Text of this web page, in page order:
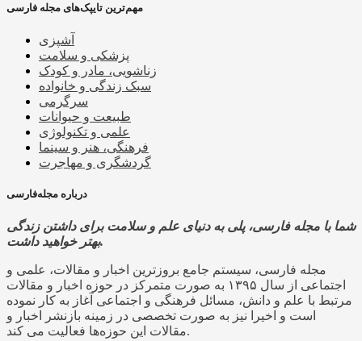
مهم‌ترین تایپک‌های مجله فارسی
آشپزی
پزشکی و سلامت
زناشویی، مادر و کودک
سبک زندگی و خانواده
سرگرمی
طبیعت و حیوانات
علمی و تکنولوژی
فرهنگی، هنر و سینما
گردشگری و مهاجرت
درباره مجله‌فارسی
شما با مجله فارسی، پلی به دنیای علم و سلامت برای داشتن زندگی
بهتر خواهید داشت.
مجله فارسی، سیستم جامع بروزترین اخبار و مقالات، علمی و
اجتماعی از سال ۱۳۹۵ به صورت متمرکز در حوزه اخبار و مقالات
مرتبط با علم و دانش، مسائل فرهنگی و اجتماعی آغاز به کار نموده
است و اخیرا نیز به صورت تخصصی در زمینه بازنشر اخبار و
مقالات این حوزه‌ها فعالیت می کند.